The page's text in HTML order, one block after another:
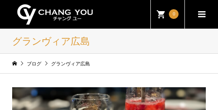
0
グランヴィア広島
ブログ グランヴィア広島